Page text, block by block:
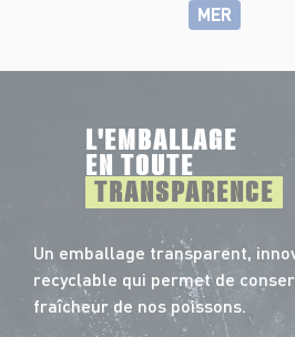
MER
L'EMBALLAGE
EN TOUTE
TRANSPARENCE
Un emballage transparent,
recyclable qui permet de
fraîcheur de nos poissons.